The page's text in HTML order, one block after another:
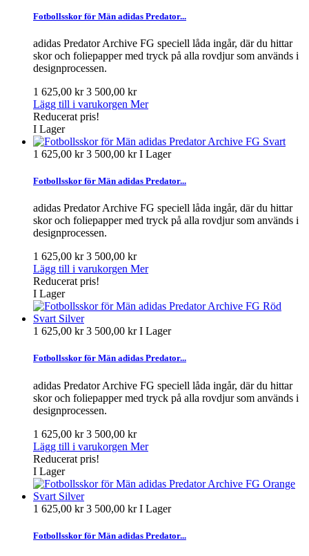
Fotbollsskor för Män adidas Predator...
adidas Predator Archive FG speciell låda ingår, där du hittar
skor och foliepapper med tryck på alla rovdjur som används i
designprocessen.
1 625,00 kr3 500,00 kr
Lägg till i varukorgen Mer
Reducerat pris!
I Lager
1 625,00 kr3 500,00 krI Lager
Fotbollsskor för Män adidas Predator...
adidas Predator Archive FG speciell låda ingår, där du hittar
skor och foliepapper med tryck på alla rovdjur som används i
designprocessen.
1 625,00 kr3 500,00 kr
Lägg till i varukorgen Mer
Reducerat pris!
I Lager
1 625,00 kr3 500,00 krI Lager
Fotbollsskor för Män adidas Predator...
adidas Predator Archive FG speciell låda ingår, där du hittar
skor och foliepapper med tryck på alla rovdjur som används i
designprocessen.
1 625,00 kr3 500,00 kr
Lägg till i varukorgen Mer
Reducerat pris!
I Lager
1 625,00 kr3 500,00 krI Lager
Fotbollsskor för Män adidas Predator...